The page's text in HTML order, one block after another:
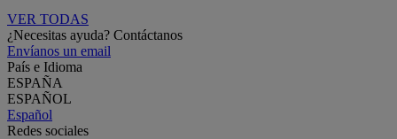
VER TODAS
¿Necesitas ayuda? Contáctanos
Envíanos un email
País e Idioma
ESPAÑA
ESPAÑOL
Español
Redes sociales